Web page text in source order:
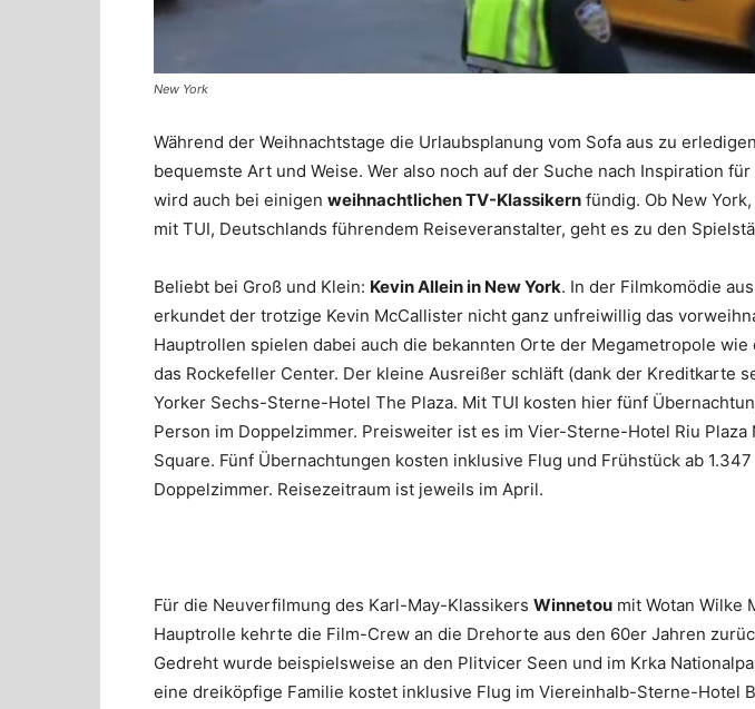
New York
Während der Weihnachtstage die Urlaubsplanung vom Sofa aus zu
bequemste Art und Weise. Wer also noch auf der Suche nach Inspiration
wird auch bei einigen weihnachtlichen TV-Klassikern fündig. Ob New
mit TUI, Deutschlands führendem Reiseveranstalter, geht es zu den
Beliebt bei Groß und Klein: Kevin Allein in New York. In der Filmkomödie
erkundet der trotzige Kevin McCallister nicht ganz unfreiwillig das
Hauptrollen spielen dabei auch die bekannten Orte der Megametropole wie
das Rockefeller Center. Der kleine Ausreißer schläft (dank der Kreditkarte
Yorker Sechs-Sterne-Hotel The Plaza. Mit TUI kosten hier fünf
Person im Doppelzimmer. Preisweiter ist es im Vier-Sterne-Hotel Riu Plaza
Square. Fünf Übernachtungen kosten inklusive Flug und Frühstück ab
Doppelzimmer. Reisezeitraum ist jeweils im April.
Für die Neuverfilmung des Karl-May-Klassikers Winnetou mit Wotan Wilke
Hauptrolle kehrte die Film-Crew an die Drehorte aus den 60er Jahren
Gedreht wurde beispielsweise an den Plitvicer Seen und im Krka
eine dreiköpfige Familie kostet inklusive Flug im Viereinhalb-Sterne-Hotel